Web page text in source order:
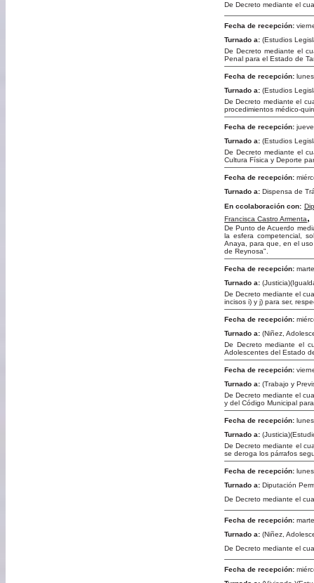
De Decreto mediante el
Fecha de recepción:
Turnado a: (Estudios
De Decreto mediante el
Penal para el Estado de
Fecha de recepción:
Turnado a: (Estudios
De Decreto mediante el
procedimientos médico-
Fecha de recepción:
Turnado a: (Estudios
De Decreto mediante el
Cultura Física y Deporte
Fecha de recepción:
Turnado a: Dispensa de
En ccolaboración con:
Francisca Castro Armenta
De Punto de Acuerdo
la esfera competencial,
Anaya, para que, en el
de Reynosa".
Fecha de recepción:
Turnado a:
De Decreto mediante el
incisos i) y j) para ser,
Fecha de recepción:
Turnado a: (Niñez,
De Decreto mediante el
Adolescentes del Estado
Fecha de recepción:
Turnado a: (Trabajo y
De Decreto mediante el
y del Código Municipal
Fecha de recepción:
Turnado a:
De Decreto mediante el
se deroga los párrafos
Fecha de recepción:
Turnado a: Diputación
De Decreto mediante el
Fecha de recepción:
Turnado a: (Niñez,
De Decreto mediante el
Fecha de recepción: